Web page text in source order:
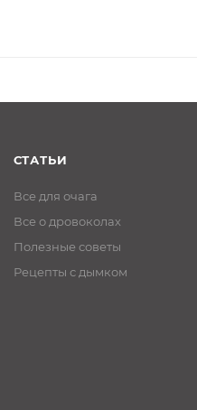
СТАТЬИ
Все для очага
Все о дровоколах
Полезные советы
Рецепты с дымком